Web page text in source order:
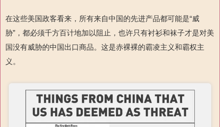
在这些美国政客看来，所有来自中国的先进产品都可能是“威
胁”，都必须千方百计地加以阻止，也许只有衬衫和袜子才是对美
国没有威胁的中国出口商品。这是赤裸裸的霸凌主义和霸权主
义。